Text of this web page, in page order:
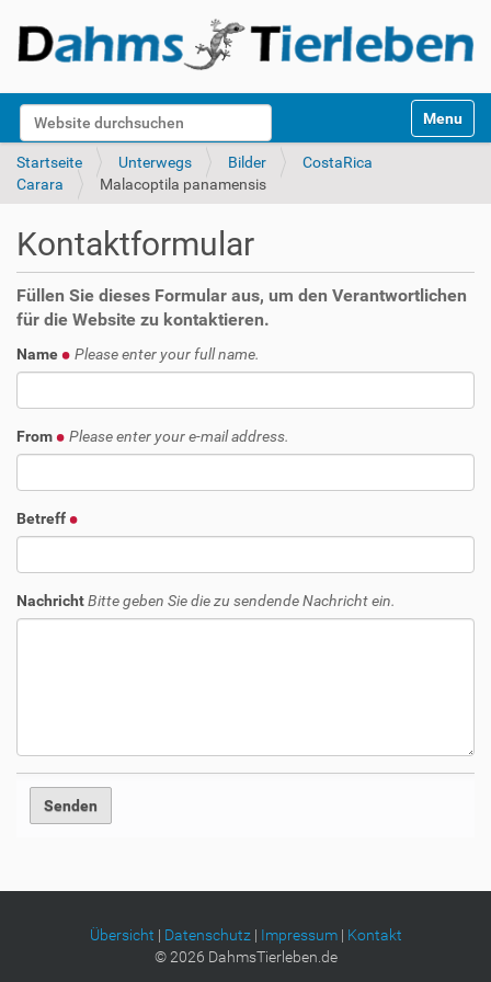
Website durchsuchen
k
Toggle
Startseite Unterwegs Bilder
CostaRica
Carara
Malacoptila panamensis
Kontaktformular
Füllen Sie dieses Formular aus, um den Verantwortlichen
für die Website zu kontaktieren.
Name Please enter your full name.
From Please enter your e-mail address.
Betreff
NachrichtBitte geben Sie die zu sendende Nachricht ein.
Übersicht | Datenschutz| Impressum| Kontakt
©2026 DahmsTierleben.de